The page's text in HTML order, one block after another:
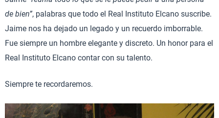
de bien”, palabras que todo el Real Instituto Elcano suscribe.
Jaime nos ha dejado un legado y un recuerdo imborrable.
Fue siempre un hombre elegante y discreto. Un honor para el
Real Instituto Elcano contar con su talento.
Siempre te recordaremos.